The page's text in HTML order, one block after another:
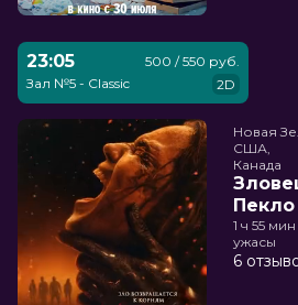
23:05
Зал №5 - Classic
500 / 550 руб.
2D
Новая
США,
Канада
Пекло
1 ч 55 мин
ужасы
6